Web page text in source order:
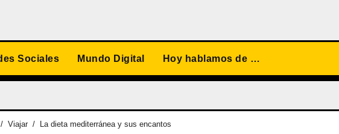
Sociales Mundo Digital Hoy hablamos de …
Viajar La dieta mediterránea y sus encantos